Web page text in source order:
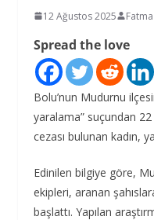
12 Ağustos 2025
Spread the love
Bolu’nun Mudurnu
yaralama” suçundan
cezası bulunan kadın,
Edinilen bilgiye göre,
ekipleri, aranan
başlattı. Yapılan